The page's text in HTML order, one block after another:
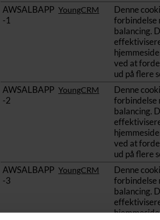
AWSALBAPP
-1
YoungCRM
Denne
forbindelse
balancing.
ved at
ud på flere
AWSALBAPP
-2
YoungCRM
Denne
forbindelse
balancing.
ved at
ud på flere
AWSALBAPP
-3
YoungCRM
Denne
forbindelse
balancing.